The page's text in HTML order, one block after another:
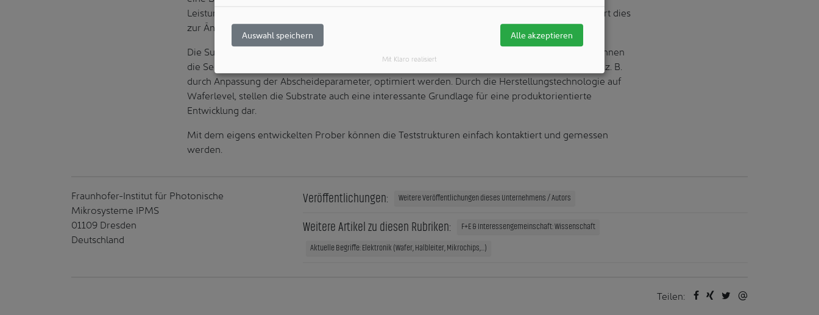
Leistungsparametern. Sobald ein gassensitives Material in Kontakt mit dem Analyten kommt, führt dies
zur Änderung der elektrischen Eigenschaften.
Die Substrate des Fraunhofer IPMS bieten eine einfache Möglichkeit diese zu erfassen. Damit können
die Sensormaterialien zum Beispiel hinsichtlich Sensitivität und Drift bewertet und anschließend, z. B.
durch Anpassung der Abscheideparameter, optimiert werden. Durch die Herstellungstechnologie auf
Waferlevel, stellen die Substrate auch eine interessante Grundlage für eine produktorientierte
Entwicklung dar.
Mit dem eigens entwickelten Prober können die Teststrukturen einfach kontaktiert und gemessen
werden.
Fraunhofer-Institut für Photonische
Mikrosysteme IPMS
01109 Dresden
Deutschland
Veröffentlichungen: Weitere Veröffentlichungen dieses Unternehmens / Autors
Weitere Artikel zu diesen Rubriken: F+E & Interessengemeinschaft: Wissenschaft
Aktuelle Begriffe: Elektronik (Wafer, Halbleiter, Mikrochips,...)
Teilen:
Auswahl speichern Alle akzeptieren
Mit Klaro realisiert